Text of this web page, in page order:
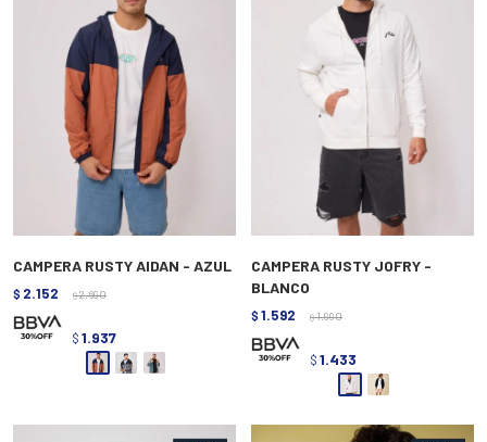
CAMPERA RUSTY AIDAN - AZUL
$ 2.152 $ 2.690
$ 1.937
CAMPERA RUSTY JOFRY -
BLANCO
$ 1.592 $ 1.990
$ 1.433